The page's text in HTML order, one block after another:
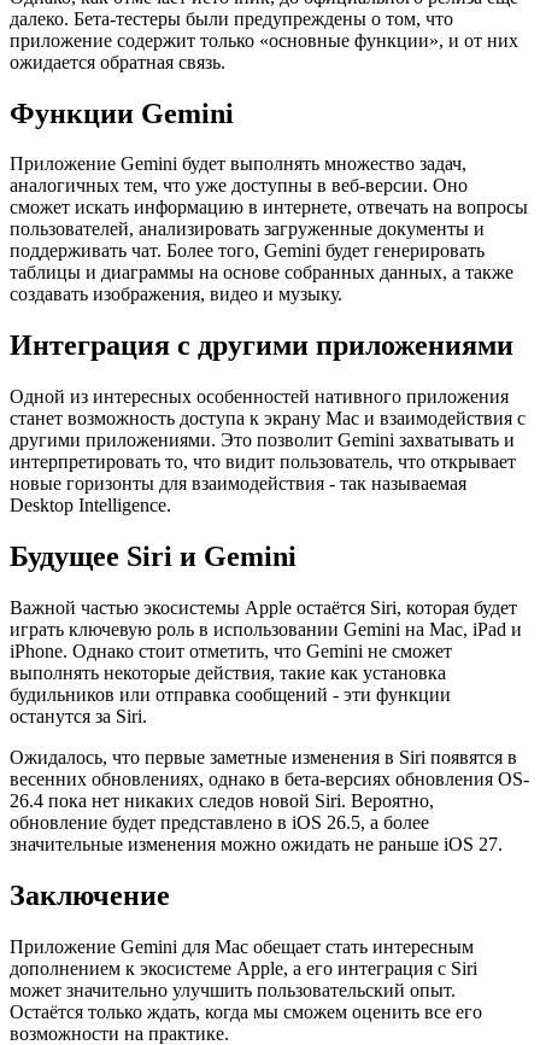
далеко. Бета-тестеры были предупреждены о том, что
приложение содержит только «основные функции», и от них
ожидается обратная связь.
Функции Gemini
Приложение Gemini будет выполнять множество задач,
аналогичных тем, что уже доступны в веб-версии. Оно
сможет искать информацию в интернете, отвечать на вопросы
пользователей, анализировать загруженные документы и
поддерживать чат. Более того, Gemini будет генерировать
таблицы и диаграммы на основе собранных данных, а также
создавать изображения, видео и музыку.
Интеграция с другими приложениями
Одной из интересных особенностей нативного приложения
станет возможность доступа к экрану Mac и взаимодействия с
другими приложениями. Это позволит Gemini захватывать и
интерпретировать то, что видит пользователь, что открывает
новые горизонты для взаимодействия - так называемая
Desktop Intelligence.
Будущее Siri и Gemini
Важной частью экосистемы Apple остаётся Siri, которая будет
играть ключевую роль в использовании Gemini на Mac, iPad и
iPhone. Однако стоит отметить, что Gemini не сможет
выполнять некоторые действия, такие как установка
будильников или отправка сообщений - эти функции
останутся за Siri.
Ожидалось, что первые заметные изменения в Siri появятся в
весенних обновлениях, однако в бета-версиях обновления OS-
26.4 пока нет никаких следов новой Siri. Вероятно,
обновление будет представлено в iOS 26.5, а более
значительные изменения можно ожидать не раньше iOS 27.
Заключение
Приложение Gemini для Mac обещает стать интересным
дополнением к экосистеме Apple, а его интеграция с Siri
может значительно улучшить пользовательский опыт.
Остаётся только ждать, когда мы сможем оценить все его
возможности на практике.